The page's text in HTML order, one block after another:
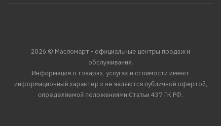
2026 © Масломарт - официальные центры продаж и
обслуживания.
Информация о товарах, услугах и стоимости имеют
информационный характер и не являются публичной офертой,
определяемой положениями Статьи 437 ГК РФ.